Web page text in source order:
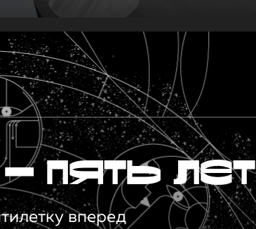
пять лет
вперед